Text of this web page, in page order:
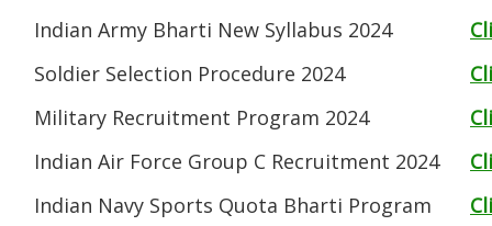
Indian Army Bharti New Syllabus 2024
Soldier Selection Procedure 2024
Military Recruitment Program 2024
Indian Air Force Group C Recruitment 2024
Indian Navy Sports Quota Bharti Program